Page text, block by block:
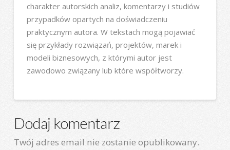
charakter autorskich analiz, komentarzy i studiów
przypadków opartych na doświadczeniu
praktycznym autora. W tekstach mogą pojawiać
się przykłady rozwiązań, projektów, marek i
modeli biznesowych, z którymi autor jest
zawodowo związany lub które współtworzy.
Dodaj komentarz
Twój adres email nie zostanie opublikowany.